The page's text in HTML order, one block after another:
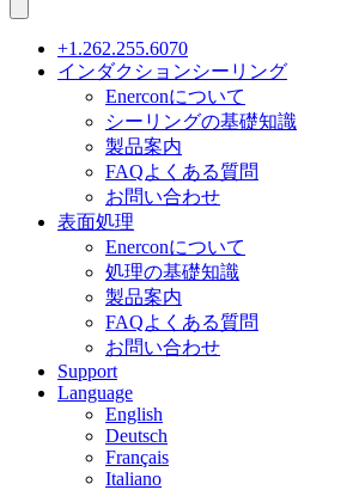
+1.262.255.6070
インダクションシーリング
Enerconについて
シーリングの基礎知識
製品案内
FAQよくある質問
お問い合わせ
表面処理
Enerconについて
処理の基礎知識
製品案内
FAQよくある質問
お問い合わせ
Support
Language
English
Deutsch
Français
Italiano